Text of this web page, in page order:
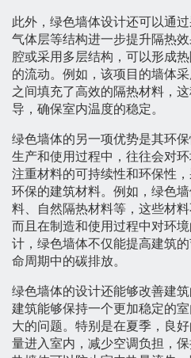
此外，绿色墙体设计还可以通
气体层等结构进一步提升隔热
腔或采用多层结构，可以形成
的流动。例如，该项目的墙体
之间填充了高效的隔热材料，
导，确保室内温度的稳定。
绿色墙体的另一项优势是其环
生产和使用过程中，往往会对
注重材料的可持续性和环保性
环保的建筑材料。例如，绿色
料、自然隔热材料等，这些材
而且在制造和使用过程中对环
计，绿色墙体不仅能提高建筑
命周期中的碳排放。
绿色墙体的设计还能够改善建
建筑能够保持一个更加稳定的
大的问题。特别是在夏季，良
量进入室内，减少空调负担，